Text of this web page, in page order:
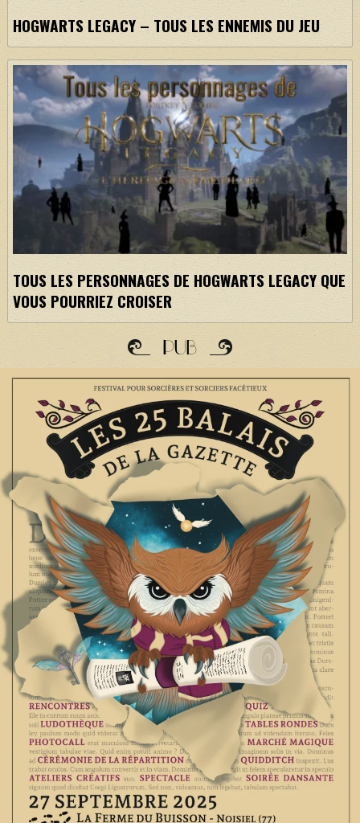
HOGWARTS LEGACY – TOUS LES ENNEMIS DU JEU
TOUS LES PERSONNAGES DE HOGWARTS LEGACY QUE
VOUS POURRIEZ CROISER
PUB